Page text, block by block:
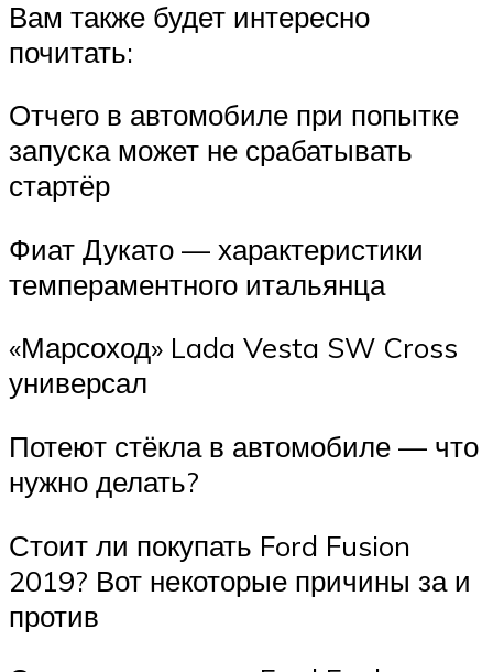
Вам также будет интересно
почитать:
Отчего в автомобиле при попытке
запуска может не срабатывать
стартёр
Фиат Дукато — характеристики
темпераментного итальянца
«Марсоход» Lada Vesta SW Cross
универсал
Потеют стёкла в автомобиле — что
нужно делать?
Стоит ли покупать Ford Fusion
2019? Вот некоторые причины за и
против